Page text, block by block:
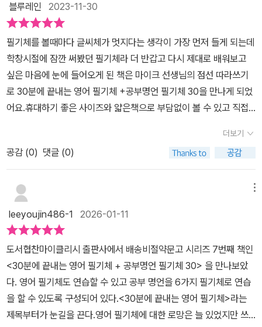
호주처럼필기체가 아직 쓰이는 곳에 갈 계획이 있다면 더 좋고,그냥
나만의 글씨를 갖고 싶다면이 책은 충분히 즐거운 선택이에요. 이런
분들께 잘 맞을 것 같아요영어 필기체가 낯설고 부담스러웠던 분들요
얇고 가볍게 끝낼 수 있는 필사책 찾는 분들요공부라기보다 힐링되는
영어 시간을 원하시는 분들요나만의 서명이나 글씨체에 관심 있는 분
들요배송비 절약 문고라 가격도 부담 없고,핵심만 담겨 있어서진짜
‘끝까지 쓰게 되는 책’이었어요.#30분에끝내는영어필기체 #영어필
기체연습 #영어공부기록#힐링필사 #마이크황 #영어글씨연습
감이 생긴다. 읽는 데에도, 쓰는 데에도 쉽지는 않아서 완전히 익숙해
지려면 조금 더 시간이 걸릴 것 같다. 예전에 써봤던 글씨들과 비교해
봤을 때, b를 떼어 쓰는 것과 기울여 쓰는 것, 길이를 늘리는 것 등은
많이 나아졌는데 u부터는 글자 구분이 어렵다는 게 아직은 부족한 부
분이다. 그래도 #30분에끝내는영어필기체 는 내 글씨와 좀 더 비슷
한 부분들이 있어서 익숙하게 느껴진다. 앞뒤글씨와 이어진 선부터
있어서 글씨 연습이 더 쉽다는 장점도 있다. 작가로부터 도서를 제공
블루레인 2023-11-30
필기체를 볼때마다 글씨체가 멋지다는 생각이 가장 먼저 들게 되는데
학창시절에 잠깐 써봤던 필기체라 더 반갑고 다시 제대로 배워보고
싶은 마음에 눈에 들어오게 된 책은 마이크 선생님의 점선 따라쓰기
로 30분에 끝내는 영어 필기체 +공부명언 필기체 30을 만나게 되었
어요.​휴대하기 좋은 사이즈와 얇은책으로 부담없이 볼 수 있고 직접
빠르게 필기를 하고 싶을때 쓰이며 간판이라 로고에서도 종종 만나볼
수 있는데 영국이나 호주에서는 필기체가 많이 쓰이고 영국 유학을
준비한다면 필수로 익혀야 한다고 하네요.​필기체 그냥 보면 쉽게 읽
을 수 없기에 제대로 익히는게 중요한데 이 책에서는 알파벳 26자를
한 글자당 1분씩 26분과 이어쓰기 4분해서 총 30분이면 익힐 수 있
도록 구성되어 차근 차근 알파벳 필기체부터 시작해 볼 수 있었어요.​
알파벳 필기체 점선을 따라 다섯번 쓰고 빈칸에 스스로 써 보는 연습
을 해볼 수 있어요.필기체의 획을 따라 써 볼 수 있도록 순서가 숫자로
잘 표기되어 어렵지 않게 따라 써 볼 수 있도록 해 주네요.알파벳 기본
필기체를 익히고 알파벳을 연결해서 따라 써 볼 수 있어요.아직은 익
숙하지가 않아 쓰다가 끊기기도 하는데 연습하다보면 충분히 자연스
럽게 써 나갈 수 있겠어요.알파벳을 연결해서 쓰는 연습을 충분히 한
더보기
공감 (0) 댓글 (0)
leeyoujin486-1 2026-01-11
도서협찬마이클리시 출판사에서 배송비절약문고 시리즈 7번째 책인
<30분에 끝내는 영어 필기체 + 공부명언 필기체 30> 을 만나보았
다. 영어 필기체도 연습할 수 있고 공부 명언을 6가지 필기체로 연습
을 할 수 있도록 구성되어 있다.<30분에 끝내는 영어 필기체>라는
제목부터가 눈길을 끈다.영어 필기체에 대한 로망은 늘 있었지만 쓰